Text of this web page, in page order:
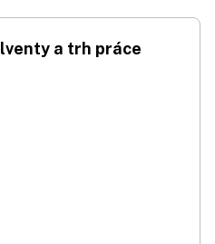
a trh práce